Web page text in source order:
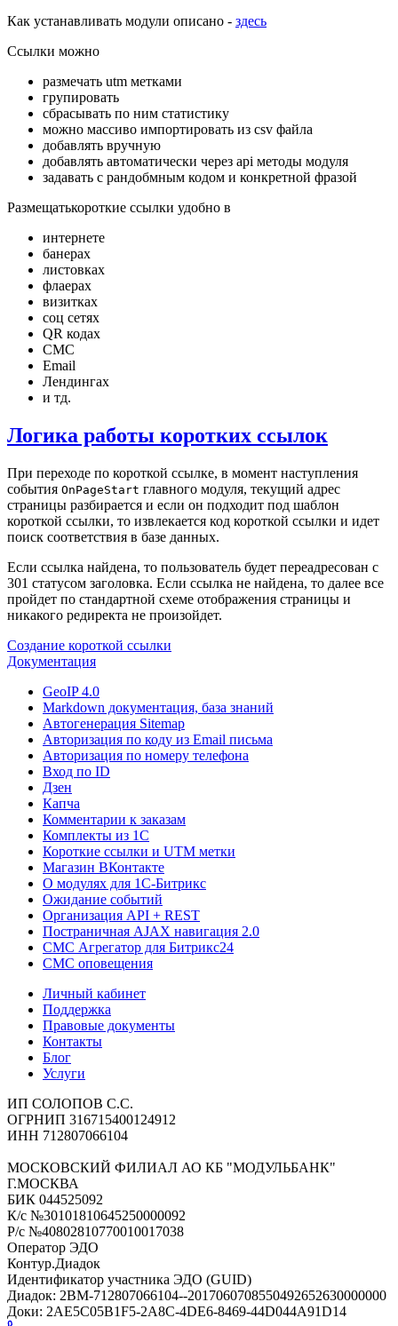
Как устанавливать модули описано - здесь
Ссылки можно
размечать utm метками
групировать
сбрасывать по ним статистику
можно массиво импортировать из csv файла
добавлять вручную
добавлять автоматически через api методы модуля
задавать с рандобмным кодом и конкретной фразой
Размещатькороткие ссылки удобно в
интернете
банерах
листовках
флаерах
визитках
соц сетях
QR кодах
СМС
Email
Лендингах
и тд.
Логика работы коротких ссылок
При переходе по короткой ссылке, в момент наступления
события OnPageStart главного модуля, текущий адрес
страницы разбирается и если он подходит под шаблон
короткой ссылки, то извлекается код короткой ссылки и идет
поиск соответствия в базе данных.
Если ссылка найдена, то пользователь будет переадресован с
301 статусом заголовка. Если ссылка не найдена, то далее все
пройдет по стандартной схеме отображения страницы и
никакого редиректа не произойдет.
Создание короткой ссылки
Документация
GeoIP 4.0
Markdown документация, база знаний
Автогенерация Sitemap
Авторизация по коду из Email письма
Авторизация по номеру телефона
Вход по ID
Дзен
Капча
Комментарии к заказам
Комплекты из 1C
Короткие ссылки и UTM метки
Магазин ВКонтакте
О модулях для 1С-Битрикс
Ожидание событий
Организация API + REST
Постраничная AJAX навигация 2.0
СМС Агрегатор для Битрикс24
СМС оповещения
Личный кабинет
Поддержка
Правовые документы
Контакты
Блог
Услуги
ИП СОЛОПОВ С.С.
ОГРНИП 316715400124912
ИНН 712807066104
МОСКОВСКИЙ ФИЛИАЛ АО КБ "МОДУЛЬБАНК"
Г.МОСКВА
БИК 044525092
К/с №30101810645250000092
Р/с №40802810770010017038
Оператор ЭДО
Контур.Диадок
Идентификатор участника ЭДО (GUID)
Диадок: 2BM-712807066104--2017060708550492652630000000
Доки: 2AE5C05B1F5-2A8C-4DE6-8469-44D044A91D14